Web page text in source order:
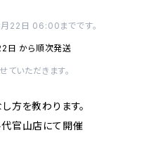
22日 06:00までです。
日 から順次発送
いただきます。
方を教わります。
官山店にて開催